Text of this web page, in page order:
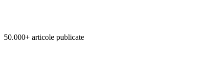
50.000+ articole publicate